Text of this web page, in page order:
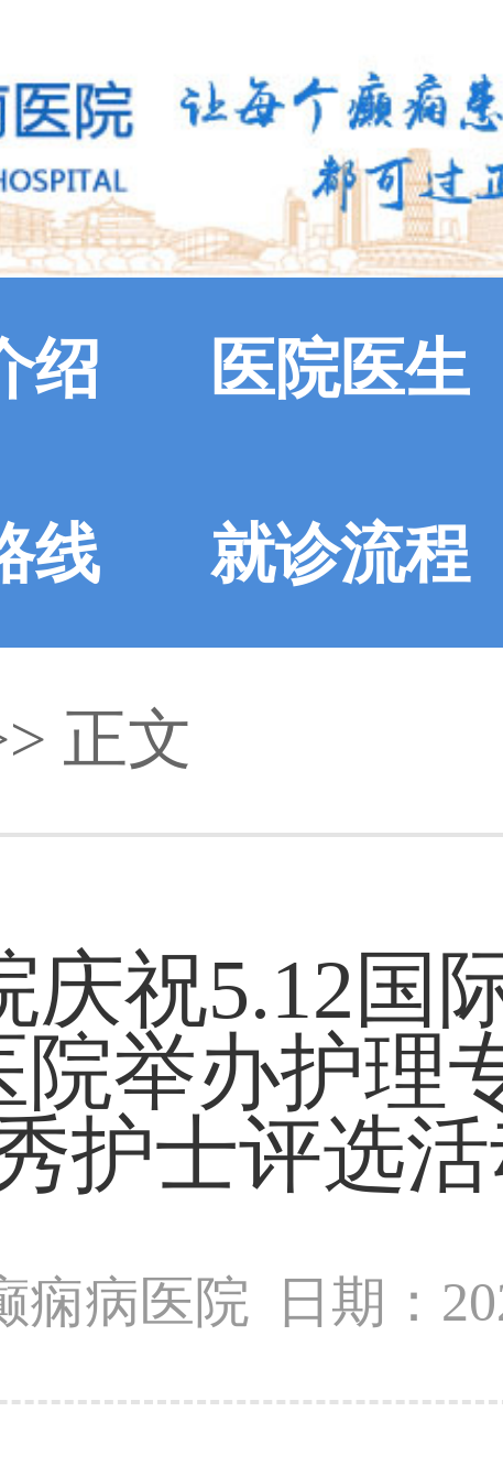
绍 医院医生
线 就诊流程
正文
祝5.12国
院举办护理
护士评选
痫病医院 日期：